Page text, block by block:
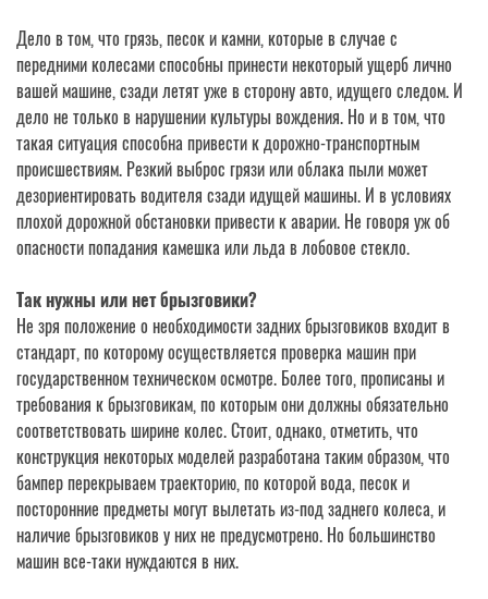
Дело в том, что грязь, песок и камни, которые в случае с
передними колесами способны принести некоторый ущерб лично
вашей машине, сзади летят уже в сторону авто, идущего следом. И
дело не только в нарушении культуры вождения. Но и в том, что
такая ситуация способна привести к дорожно-транспортным
происшествиям. Резкий выброс грязи или облака пыли может
дезориентировать водителя сзади идущей машины. И в условиях
плохой дорожной обстановки привести к аварии. Не говоря уж об
опасности попадания камешка или льда в лобовое стекло.
Так нужны или нет брызговики?
Не зря положение о необходимости задних брызговиков входит в
стандарт, по которому осуществляется проверка машин при
государственном техническом осмотре. Более того, прописаны и
требования к брызговикам, по которым они должны обязательно
соответствовать ширине колес. Стоит, однако, отметить, что
конструкция некоторых моделей разработана таким образом, что
бампер перекрываем траекторию, по которой вода, песок и
посторонние предметы могут вылетать из-под заднего колеса, и
наличие брызговиков у них не предусмотрено. Но большинство
машин все-таки нуждаются в них.